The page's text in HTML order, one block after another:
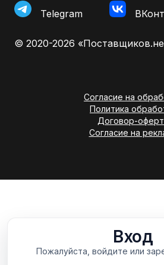
Telegram
© 2020-2026
Согласие на
Политика
Договор-
Согласие на
Вход
Пожалуйста, войдите или